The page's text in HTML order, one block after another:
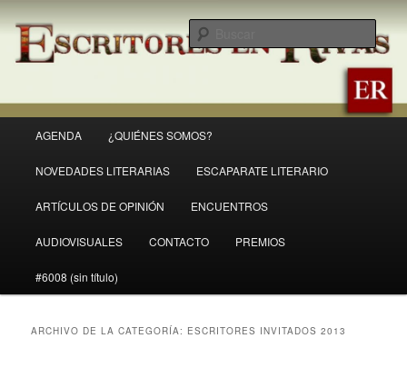
Ir
al
contenido
principal
Ir
al
contenido
secundario
Revista Escritores en Rivas
principal
AGENDA ¿QUIÉNES SOMOS?
NOVEDADES LITERARIAS ESCAPARATE LITERARIO
ARTÍCULOS DE OPINIÓN ENCUENTROS
AUDIOVISUALES CONTACTO PREMIOS
#6008 (sin título)
ARCHIVO DE LA CATEGORÍA: ESCRITORES INVITADOS 2013